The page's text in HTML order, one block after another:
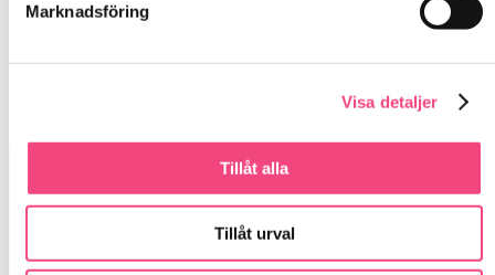
Marknadsföring
Visa detaljer
Tillåt alla
Tillåt urval
ele